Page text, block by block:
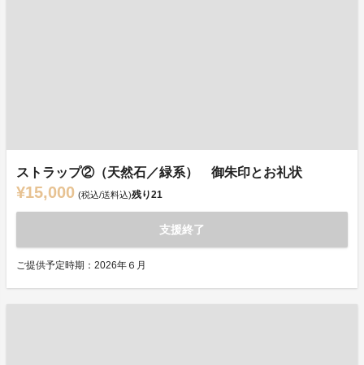
ストラップ②（天然石／緑系） 御朱印とお礼状
¥15,000 (税込/送料込)残り21
支援終了
ご提供予定時期：2026年６月